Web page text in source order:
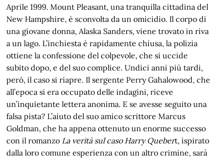
Aprile 1999. Mount Pleasant, una tranquilla cittadina del
New Hampshire, è sconvolta da un omicidio. Il corpo di
una giovane donna, Alaska Sanders, viene trovato in riva
a un lago. L’inchiesta è rapidamente chiusa, la polizia
ottiene la confessione del colpevole, che si uccide
subito dopo, e del suo complice. Undici anni più tardi,
però, il caso si riapre. Il sergente Perry Gahalowood, che
all’epoca si era occupato delle indagini, riceve
un’inquietante lettera anonima. E se avesse seguito una
falsa pista? L’aiuto del suo amico scrittore Marcus
Goldman, che ha appena ottenuto un enorme successo
con il romanzo La verità sul caso Harry Quebert, ispirato
dalla loro comune esperienza con un altro crimine, sarà